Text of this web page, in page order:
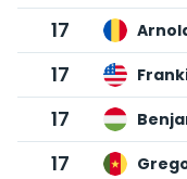
17
17
17
17